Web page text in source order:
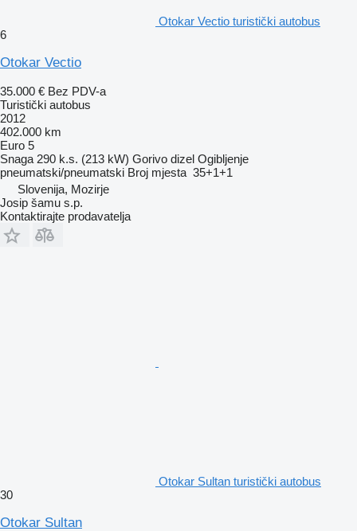
Otokar Vectio turistički autobus
6
Otokar Vectio
35.000 € Bez PDV-a
Turistički autobus
2012
402.000 km
Euro 5
Snaga 290 k.s. (213 kW) Gorivo dizel Ogibljenje
pneumatski/pneumatski Broj mjesta 35+1+1
Slovenija, Mozirje
Josip šamu s.p.
Kontaktirajte prodavatelja
Otokar Sultan turistički autobus
30
Otokar Sultan